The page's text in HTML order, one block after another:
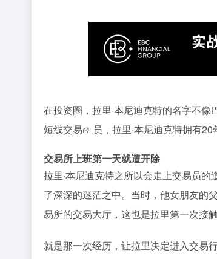
在投资圈，拉里·本尼迪克特的名字不
短线交易 员，拉里·本尼迪克特拥有20
交易所上班第一天就遭开除
拉里·本尼迪克特之所以会走上交易员
了深深的迷茫之中。当时，他女朋友的
易所的交易大厅，这也是拉里第一次接触
就是那一次经历，让拉里决定进入交易